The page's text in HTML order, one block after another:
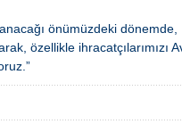
önümüzdeki dönemde,
özellikle ihracatçılarımızı